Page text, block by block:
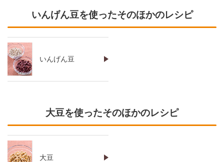
いんげん豆を使ったそのほかのレシピ
いんげん豆
大豆を使ったそのほかのレシピ
大豆